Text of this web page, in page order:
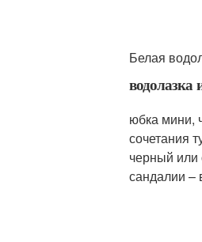
Белая
юбка мини,
сочетания
черный или
сандалии –